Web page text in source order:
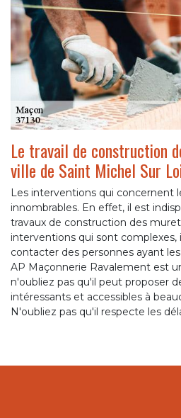
Le travail de construction
ville de Saint Michel Sur
Les interventions qui concernent
innombrables. En effet, il est
travaux de construction des
interventions qui sont
contacter des personnes ayant
AP Maçonnerie Ravalement est
n'oubliez pas qu'il peut proposer
intéressants et accessibles à
N'oubliez pas qu'il respecte les